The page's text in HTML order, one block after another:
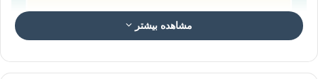
شناخت شناسنامه ای امام زمان ۳
مشاهده بیشتر